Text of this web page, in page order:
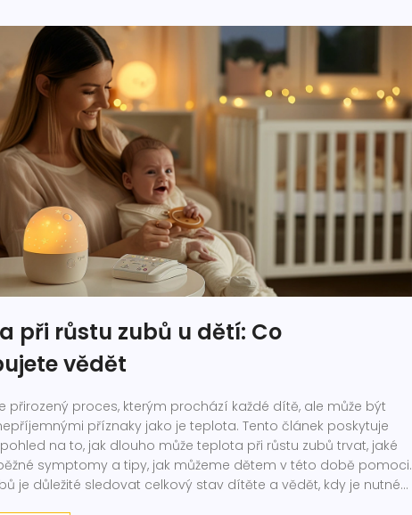
při růstu zubů u dětí: Co
vědět
přirozený proces, kterým prochází každé dítě, ale může být
příznaky jako je teplota. Tento článek poskytuje
na to, jak dlouho může teplota při růstu zubů trvat, jaké
symptomy a tipy, jak můžeme dětem v této době pomoci.
je důležité sledovat celkový stav dítěte a vědět, kdy je nutné